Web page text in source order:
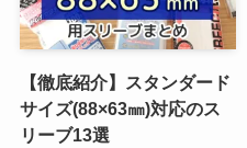
【徹底紹介】スタンダード
サイズ(88×63㎜)対応のス
リーブ13選